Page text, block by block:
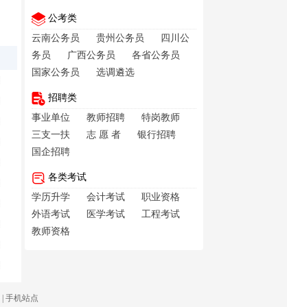
公考类
云南公务员
贵州公务员
四川公
务员
广西公务员
各省公务员
国家公务员
选调遴选
招聘类
事业单位
教师招聘
特岗教师
三支一扶
志 愿 者
银行招聘
国企招聘
各类考试
学历升学
会计考试
职业资格
外语考试
医学考试
工程考试
教师资格
手机站点